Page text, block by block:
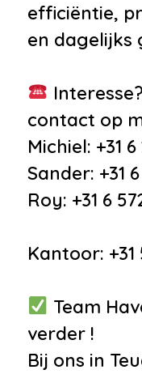
efficiëntie,
en dagelijks
contact op
Michiel: +31
Sander: +31
Roy: +31 6
Kantoor: +31
Team
verder !
Bij ons in